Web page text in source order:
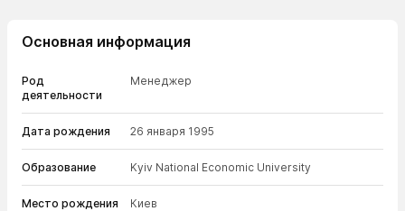
Основная информация
Род
деятельности
Менеджер
Дата рождения 26 января 1995
Образование Kyiv National Economic University
Место рождения Киев